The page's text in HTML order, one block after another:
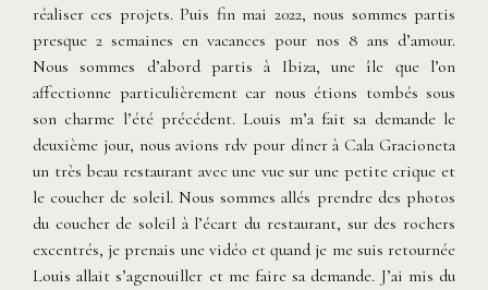
réaliser ces projets. Puis fin mai 2022, nous sommes partis
presque 2 semaines en vacances pour nos 8 ans d’amour.
Nous sommes d’abord partis à Ibiza, une île que l’on
affectionne particulièrement car nous étions tombés sous
son charme l’été précédent. Louis m’a fait sa demande le
deuxième jour, nous avions rdv pour dîner à Cala Gracioneta
un très beau restaurant avec une vue sur une petite crique et
le coucher de soleil. Nous sommes allés prendre des photos
du coucher de soleil à l’écart du restaurant, sur des rochers
excentrés, je prenais une vidéo et quand je me suis retournée
Louis allait s’agenouiller et me faire sa demande. J’ai mis du